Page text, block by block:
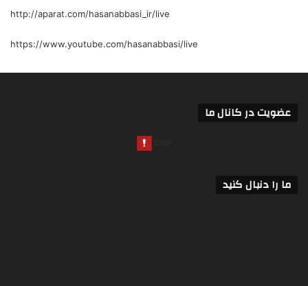
http://aparat.com/hasanabbasi_ir/live
https://www.youtube.com/hasanabbasi/live
عضویت در کانال ما
ما را دنبال کنید